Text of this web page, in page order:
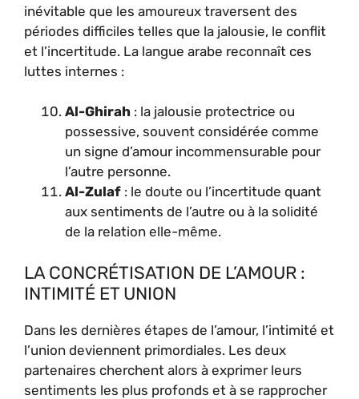
inévitable que les amoureux traversent des
périodes difficiles telles que la jalousie, le conflit
et l’incertitude. La langue arabe reconnaît ces
luttes internes :
Al-Ghirah : la jalousie protectrice ou
possessive, souvent considérée comme
un signe d’amour incommensurable pour
l’autre personne.
Al-Zulaf : le doute ou l’incertitude quant
aux sentiments de l’autre ou à la solidité
de la relation elle-même.
LA CONCRÉTISATION DE L’AMOUR :
INTIMITÉ ET UNION
Dans les dernières étapes de l’amour, l’intimité et
l’union deviennent primordiales. Les deux
partenaires cherchent alors à exprimer leurs
sentiments les plus profonds et à se rapprocher